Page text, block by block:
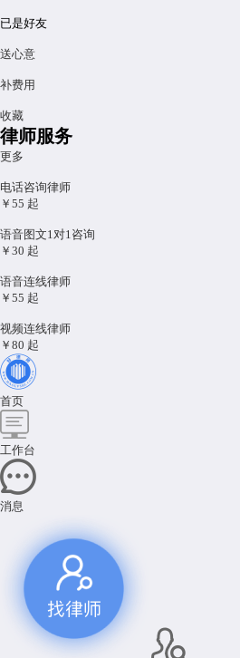
已是好友
送心意
补费用
收藏
律师服务
更多
电话咨询律师
￥55 起
语音图文1对1咨询
￥30 起
语音连线律师
￥55 起
视频连线律师
￥80 起
首页
工作台
消息